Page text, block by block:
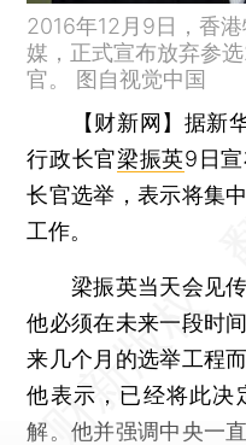
2016年12月9日，香
媒，正式宣布放弃参
官。 图自视觉中国
【财新网】 据新
行政长官梁振英9日
长官选举，表示将集
工作。
梁振英当天会见传
他必须在未来一段时
来几个月的选举工程
他表示，已经将此决
解。他并强调中央一